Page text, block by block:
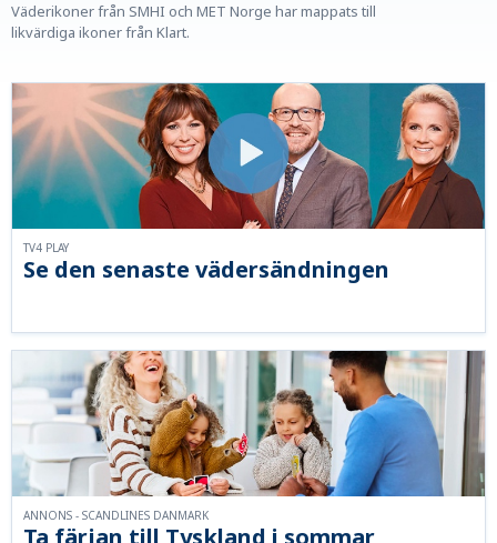
Väderikoner från SMHI och MET Norge har mappats till
likvärdiga ikoner från Klart.
Se den senaste vädersändningen
TV4 PLAY
ANNONS - SCANDLINES DANMARK